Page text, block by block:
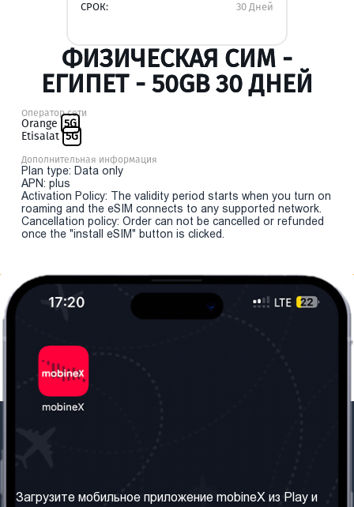
СРОК: 30 Дней
ФИЗИЧЕСКАЯ СИМ -
ЕГИПЕТ - 50GB 30 ДНЕЙ
Оператор сети
Orange 5G
Etisalat 5G
Дополнительная информация
Plan type: Data only
APN: plus
Activation Policy: The validity period starts when you turn on
roaming and the eSIM connects to any supported network.
Cancellation policy: Order can not be cancelled or refunded
once the "install eSIM" button is clicked.
Загрузите мобильное приложение mobineX из Play и